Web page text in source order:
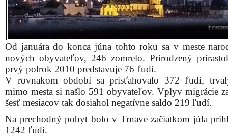
Od januára do konca júna tohto roku sa v meste
nových obyvateľov, 246 zomrelo. Prirodzený
prvý polrok 2010 predstavuje 76 ľudí.
V rovnakom období sa prisťahovalo 372 ľudí,
mimo mesta si našlo 591 obyvateľov. Vplyv migrácie
šesť mesiacov tak dosiahol negatívne saldo 219 ľudí.
Na prechodný pobyt bolo v Trnave začiatkom júla
1242 ľudí.